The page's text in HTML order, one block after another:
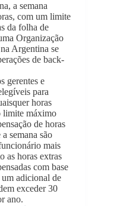
a semana
com um limite
da folha de
Organização
Argentina se
de back-
gerentes e
para
horas
limite máximo
de horas
semana são
mais
as horas extras
com base
adicional de
exceder 30
ano.